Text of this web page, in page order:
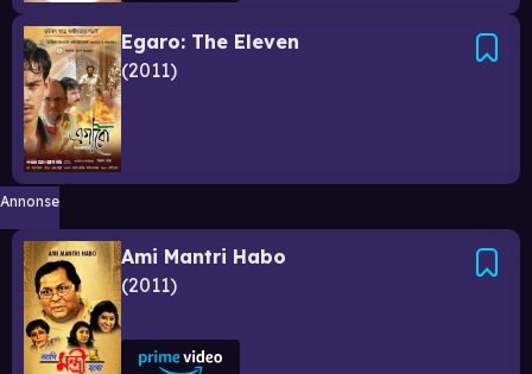
Egaro: The Eleven
2011
Annonse
Ami Mantri Habo
2011